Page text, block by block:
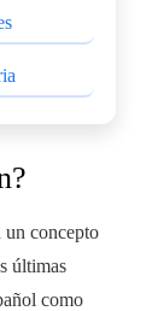
un concepto
últimas
como